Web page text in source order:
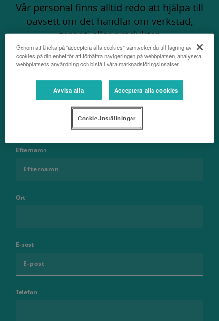
Vår personal finns alltid redo att hjälpa till
oavsett om det handlar om verkstad,
garanti eller produkter.
Efternamn
Ort
E-post
Telefon
Genom att klicka på "acceptera alla cookies" samtycker du till lagring av
cookies på din enhet för att förbättra navigeringen på webbplatsen, analysera
webbplatsens användning och bistå i våra marknadsföringsinsatser.
Avvisa alla Acceptera alla cookies
Cookie-inställningar